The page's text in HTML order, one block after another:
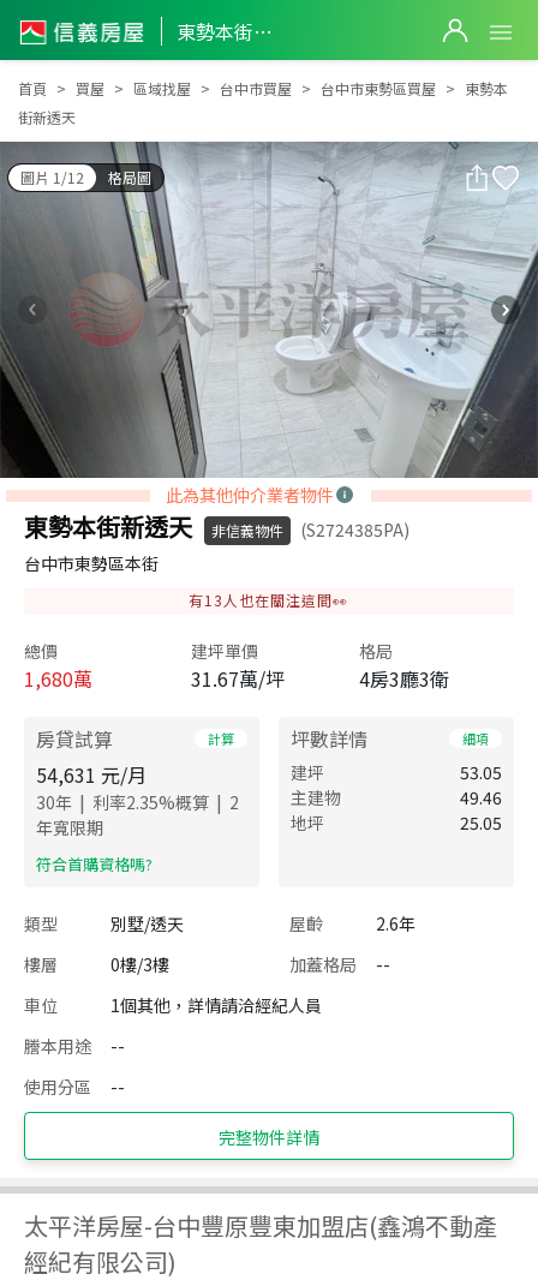
東勢本街新透天
東勢本街新透天
首頁 買屋 區域找屋 台中市買屋 台中市東勢區買屋
東勢本
街新透天
圖片 1/12 格局圖
此為其他仲介業者物件
東勢本街新透天 非信義物件
(S2724385PA)
台中市東勢區本街
有13 人也在關注這間👀
總價
1,680萬
建坪單價
31.67萬/坪
格局
4房3廳3衛
房貸試算 計算
54,631 元/月
30年 | 利率2.35%概算 | 2
年寬限期
​符合首購資格嗎?
坪數詳情 細項
建坪
53.05
主建物
49.46
地坪
25.05
類型 別墅/透天 屋齡
2.6年
樓層
0樓/3樓 加蓋格局
--
車位
1個其他，詳情請洽經紀人員
謄本用途
--
使用分區
--
完整物件詳情
太平洋房屋-台中豐原豐東加盟店(鑫鴻不動產
經紀有限公司)